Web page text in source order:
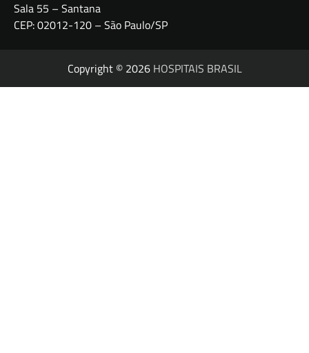
Sala 55 – Santana
CEP: 02012-120 – São Paulo/SP
Copyright © 2026 HOSPITAIS BRASIL